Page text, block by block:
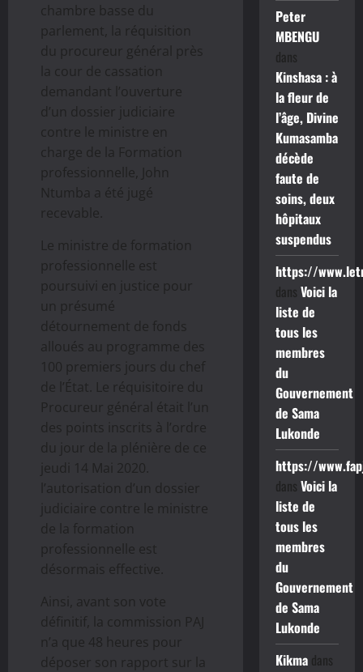
chambre basse du
parlement, la réquisition
du procureur général près
la cour de cassation
demandant l’ouverture
d’un dossier judiciaire
contre le ministre en
charge de la Formation
professionnelle, John
Ntumba a été jugé
recevable.
Le ministre de formation
professionnelle est
poursuivi en justice pour
un présumé
détournement de fonds
alloués au programme des
100 premiers jours du chef
de l’État. Le réquisitoire du
Procureur général était l’un
des points inscrits à l’ordre
du jour de la plénière de ce
jeudi 14 Mai 2020.
l’autorisation d’un dossier
judiciaire contre le ministre
de la formation
professionnelle est
désormais effective.
Ainsi, avant son vote
définitif, la commission PAJ
n’a que 48 heures pour
déposer son rapport sur la
Peter
MBENGU
dans
Kinshasa : à
la fleur de
l’âge, Divine
Kumasamba
décède
faute de
soins, deux
hôpitaux
suspendus
https://
dans Voici la
liste de
tous les
membres
du
Gouvernement
de Sama
Lukonde
https://
dans Voici la
liste de
tous les
membres
du
Gouvernement
de Sama
Lukonde
Kikmadans